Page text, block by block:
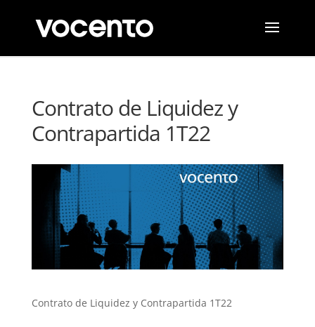
Contrato de Liquidez y
Contrapartida 1T22
Contrato de Liquidez y Contrapartida 1T22